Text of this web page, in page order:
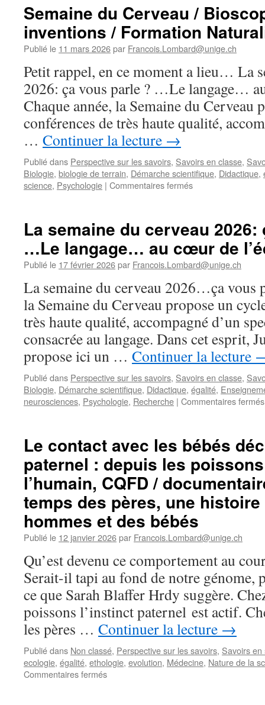
Semaine du Cerveau /
inventions / Formation
Publié le 11 mars 2026par Francois.Lombard@unige.ch
Petit rappel, en ce moment a lieu… La
2026: ça vous parle ? …Le langage…
Chaque année, la Semaine du Cerveau
conférences de très haute qualité,
… Continuer la lecture →
Publié dans Perspective sur les savoirs, Savoirs en classe,
Biologie, biologie de terrain, Démarche scientifique, Didactique,
science, Psychologie | Commentaires ferméssur
/
Bioscope
au
salon
inventions
/
Formation
Naturaliste
La semaine du cerveau
…Le langage… au cœur de
Publié le 17 février 2026par Francois.Lombard@unige.ch
La semaine du cerveau 2026…ça vous
la Semaine du Cerveau propose un
très haute qualité, accompagné d’un
consacrée au langage. Dans cet esprit,
propose ici un … Continuer la lecture
Publié dans Perspective sur les savoirs, Savoirs en classe,
Biologie, Démarche scientifique, Didactique, égalité,
neurosciences, Psychologie, Recherche | Commentaires fermés
Le contact avec les bébés
paternel : depuis les
l’humain, CQFD /
temps des pères, une
hommes et des bébés
Publié le 12 janvier 2026par Francois.Lombard@unige.ch
Qu’est devenu ce comportement au
Serait-il tapi au fond de notre génome,
ce que Sarah Blaffer Hrdy suggère.
poissons l’instinct paternel est actif.
les pères … Continuer la lecture →
Publié dans Non classé, Perspective sur les savoirs, Savoirs en
ecologie, égalité, ethologie, evolution, Médecine, Nature de la
Commentaires ferméssur